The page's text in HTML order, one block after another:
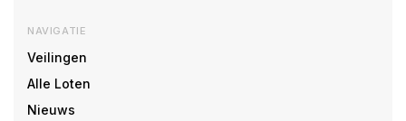
NAVIGATIE
Veilingen
Alle Loten
Nieuws